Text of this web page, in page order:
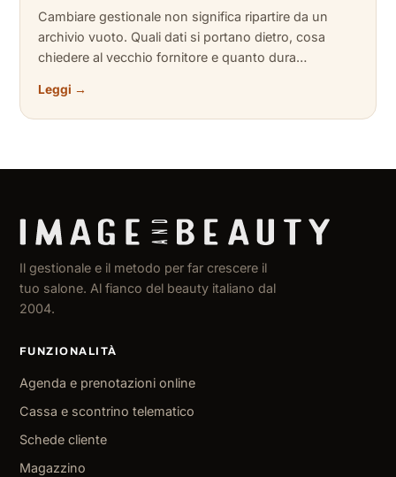
Cambiare gestionale non significa ripartire da un
archivio vuoto. Quali dati si portano dietro, cosa
chiedere al vecchio fornitore e quanto dura…
Leggi →
Il gestionale e il metodo per far crescere il
tuo salone. Al fianco del beauty italiano dal
2004.
FUNZIONALITÀ
Agenda e prenotazioni online
Cassa e scontrino telematico
Schede cliente
Magazzino